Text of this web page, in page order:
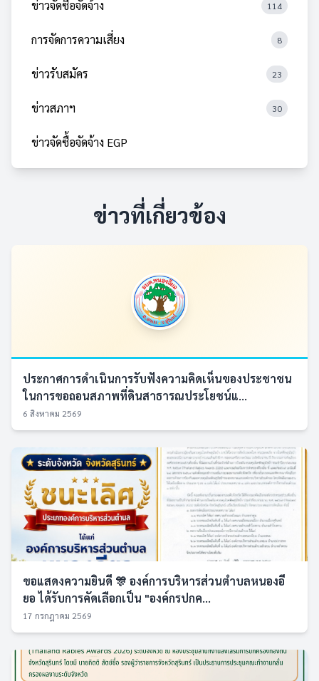
ข่าวจัดซื้อจัดจ้าง 114
การจัดการความเสี่ยง 8
ข่าวรับสมัคร 23
ข่าวสภาฯ 30
ข่าวจัดซื้อจัดจ้าง EGP
ข่าวที่เกี่ยวข้อง
ประกาศการดำเนินการรับฟังความคิดเห็นของประชาชน
ในการขอถอนสภาพที่ดินสาธารณประโยชน์แ...
6 สิงหาคม 2569
ขอแสดงความยินดี 🎊 องค์การบริหารส่วนตำบลหนองอี
ยอ ได้รับการคัดเลือกเป็น "องค์กรปกค...
17 กรกฎาคม 2569